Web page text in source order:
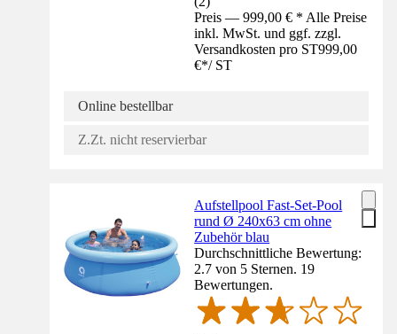
Preis — 999,00 € * Alle Preise
inkl. MwSt. und ggf. zzgl.
Versandkosten pro ST999,00
€*/ ST
Online bestellbar
Z.Zt. nicht reservierbar
Aufstellpool Fast-Set-Pool
rund Ø 240x63 cm ohne
Zubehör blau
Durchschnittliche Bewertung:
2.7 von 5 Sternen. 19
Bewertungen.